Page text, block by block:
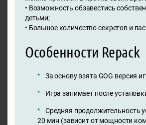
• Возможность обзавестись
детьми;
• Большое количество секретов и
Особенности Repack
За основу взята GOG версия
Игра занимает после
Средняя продолжительность
20 мин (зависит от мощности